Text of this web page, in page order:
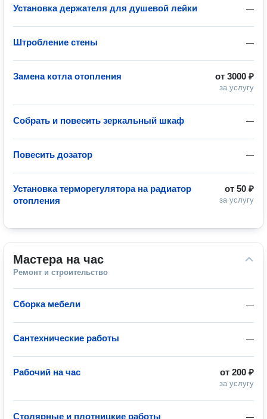
—
Установка держателя для душевой лейки
—
Штробление стены
от 3000 ₽
за услугу
Замена котла отопления
—
Собрать и повесить зеркальный шкаф
—
Повесить дозатор
от 50 ₽
за услугу
Установка терморегулятора на радиатор
отопления
Мастера на час
Ремонт и строительство
—
Сборка мебели
—
Сантехнические работы
от 200 ₽
за услугу
Рабочий на час
—
Столярные и плотницкие работы